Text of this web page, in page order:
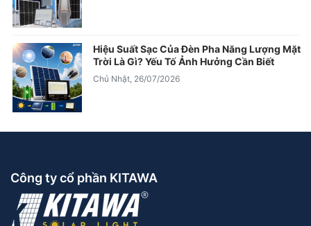
Hiệu Suất Sạc Của Đèn Pha Năng Lượng Mặt
Trời Là Gì? Yếu Tố Ảnh Hưởng Cần Biết
Chủ Nhật, 26/07/2026
Công ty cổ phần KITAWA